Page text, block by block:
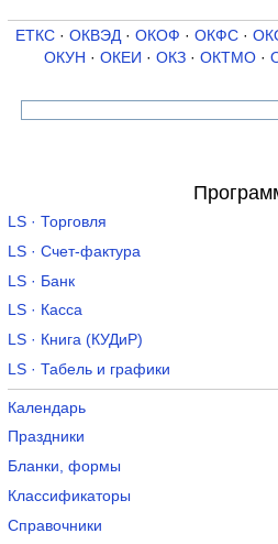
ЕТКС · ОКВЭД· ОКОФ · ОКФС ·
ОКУН · ОКЕИ · ОКЗ· ОКТМО·
LS · Торговля
LS · Счет-фактура
LS · Банк
LS · Касса
LS · Книга (КУДиР)
LS · Табель и графики
Календарь
Праздники
Бланки, формы
Классификаторы
Справочники